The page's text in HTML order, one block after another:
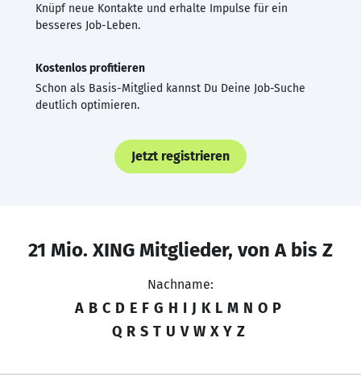
Knüpf neue Kontakte und erhalte Impulse für ein
besseres Job-Leben.
Kostenlos profitieren
Schon als Basis-Mitglied kannst Du Deine Job-Suche
deutlich optimieren.
Jetzt registrieren
21 Mio. XING Mitglieder, von A bis Z
Nachname:
A B C D E F G H I J K L M N O P
Q R S T U V W X Y Z